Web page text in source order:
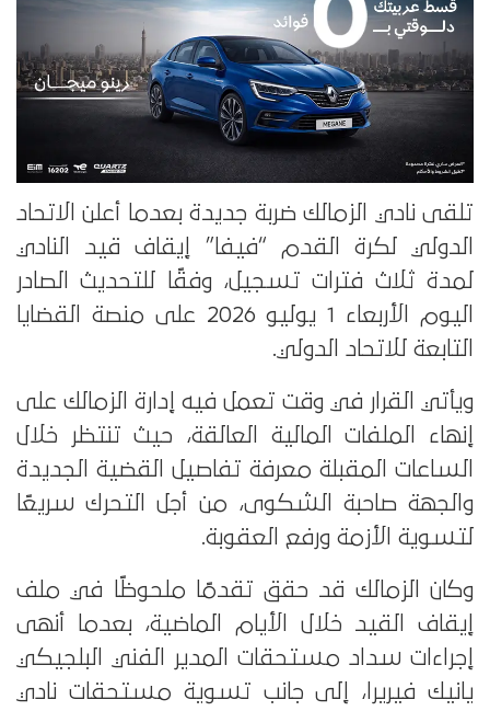
تلقى نادي الزمالك ضربة جديدة بعدما أعلن الاتحاد
الدولي لكرة القدم “فيفا” إيقاف قيد النادي
لمدة ثلاث فترات تسجيل، وفقًا للتحديث الصادر
اليوم الأربعاء 1 يوليو 2026 على منصة القضايا
التابعة للاتحاد الدولي.
ويأتي القرار في وقت تعمل فيه إدارة الزمالك على
إنهاء الملفات المالية العالقة، حيث تنتظر خلال
الساعات المقبلة معرفة تفاصيل القضية الجديدة
والجهة صاحبة الشكوى، من أجل التحرك سريعًا
لتسوية الأزمة ورفع العقوبة.
وكان الزمالك قد حقق تقدمًا ملحوظًا في ملف
إيقاف القيد خلال الأيام الماضية، بعدما أنهى
إجراءات سداد مستحقات المدير الفني البلجيكي
يانيك فيريرا، إلى جانب تسوية مستحقات نادي